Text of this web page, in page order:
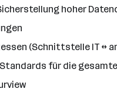
hoher
(Schnittstelle IT ↔
für die